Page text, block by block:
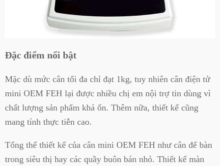
Đặc điểm nổi bật
Mặc dù mức cân tối đa chỉ đạt 1kg, tuy nhiên cân điện tử
mini OEM FEH lại được nhiều chị em nội trợ tin dùng vì
chất lượng sản phẩm khá ổn. Thêm nữa, thiết kế cũng
mang tính thực tiễn cao.
Tổng thể thiết kế của cân mini OEM FEH như cân để bàn
trong siêu thị hay các quầy buôn bán nhỏ. Thiết kế màn